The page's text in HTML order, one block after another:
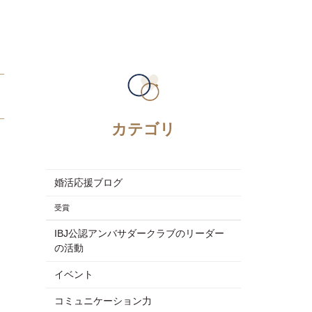
カテゴリ
婚活応援ブログ
受賞
IBJ公認アンバサダークラブのリーダー
の活動
イベント
コミュニケーション力